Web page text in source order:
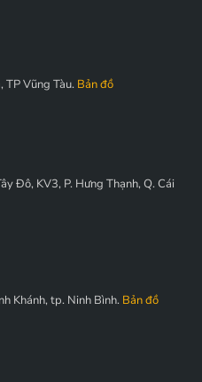
TP Vũng Tàu. Bản đồ
Đô, KV3, P. Hưng Thạnh, Q. Cái
Khánh, tp. Ninh Bình. Bản đồ